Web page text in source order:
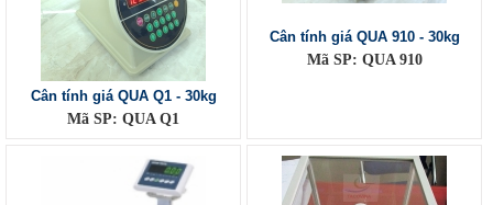
Cân tính giá QUA Q1 - 30kg
Mã SP: QUA Q1
Cân tính giá QUA 910 - 30kg
Mã SP: QUA 910